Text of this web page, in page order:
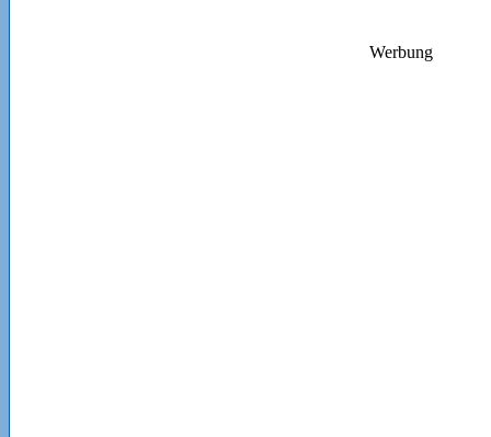
Werbung